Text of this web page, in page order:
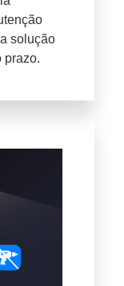
solução
prazo.